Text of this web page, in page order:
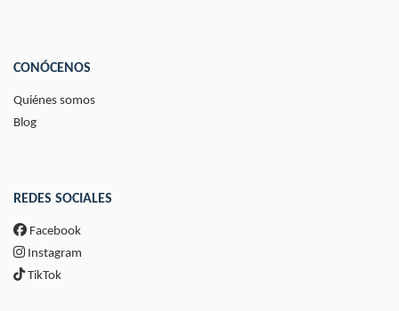
CONÓCENOS
Quiénes somos
Blog
REDES SOCIALES
Facebook
Instagram
TikTok